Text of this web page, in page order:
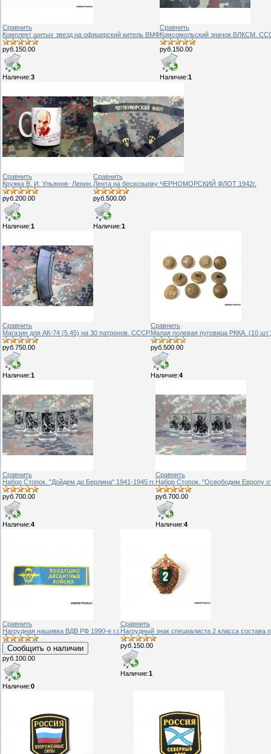
Сравнить
Комплект шитых звезд на офицерский китель ВМФ
руб.150.00
Наличие:3
Сравнить
Комсомольский значок ВЛКСМ.
руб.150.00
Наличие:1
Сравнить
Кружка В. И. Ульянов- Ленин.
руб.200.00
Наличие:1
Сравнить
Лента на бескозырку ЧЕРНОМОРСКИЙ ФЛОТ 1942г.
руб.500.00
Наличие:1
Сравнить
Магазин для АК-74 (5.45) на 30 патронов. СССР.
руб.750.00
Наличие:1
Сравнить
Малая полевая пуговица РККА. (10
руб.500.00
Наличие:4
Сравнить
Набор Стопок. "Дойдем до Берлина" 1941-1945 гг.
руб.700.00
Наличие:4
Сравнить
Набор Стопок. "Освободим Европу
руб.700.00
Наличие:4
Сравнить
Нагрудная нашивка ВДВ РФ 1990-е г.г.
Сообщить о наличии
руб.100.00
Наличие:0
Сравнить
Нагрудный знак специалиста 2 класса состава
руб.150.00
Наличие:1